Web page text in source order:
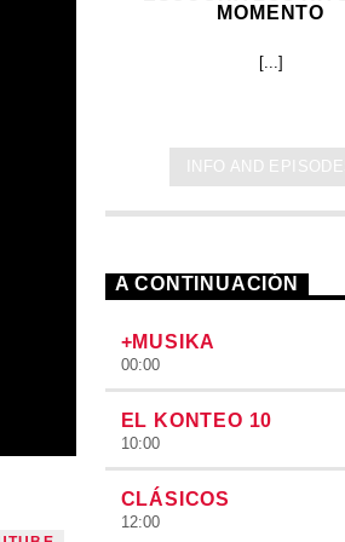
MOMENTO
[...]
INFO AND
A CONTINUACIÓN
+MUSIKA
00:00
EL KONTEO 10
10:00
CLÁSICOS
12:00